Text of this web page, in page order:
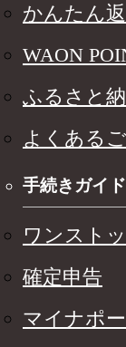
かんたん
WAON
ふるさと
よくある
手続きガイド
ワンスト
確定申告
マイナポ